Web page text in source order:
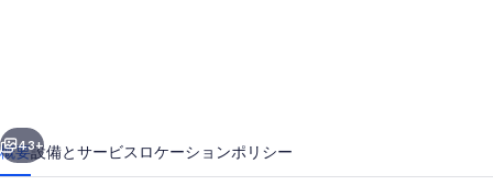
ダ
イ
次へ
43+
概要設備とサービス ロケーションポリシー